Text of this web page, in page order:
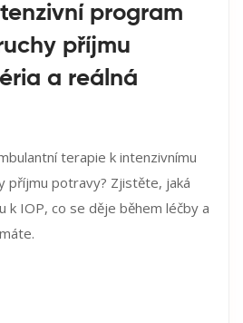
program
příjmu
a reálná
terapie k intenzivnímu
příjmu potravy? Zjistěte, jaká
k IOP, co se děje během léčby a